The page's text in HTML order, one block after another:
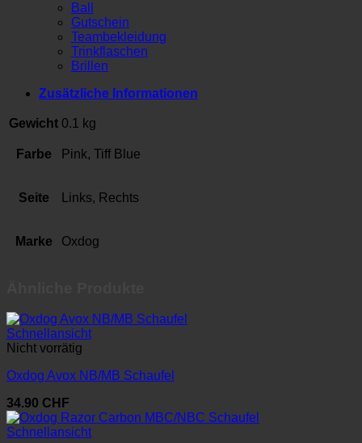
Ball
Gutschein
Teambekleidung
Trinkflaschen
Brillen
Zusätzliche Informationen
Gewicht 0.1 kg
Farbe Pink, Tiff Blue
Seite Links, Rechts
Marke Oxdog
Schnellansicht
Nicht vorrätig
Oxdog Avox NB/MB Schaufel
34.90 CHF
Schnellansicht